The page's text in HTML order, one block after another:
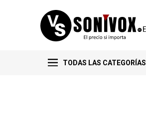
TODAS LAS CATEGORÍAS